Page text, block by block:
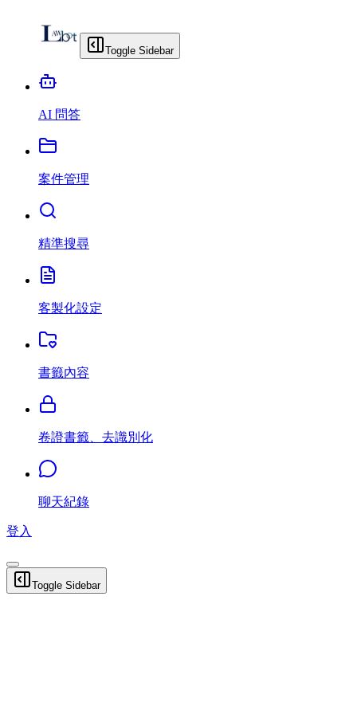
Toggle Sidebar
AI 問答
案件管理
精準搜尋
客製化設定
書籤內容
卷證書籤、去識別化
聊天紀錄
登入
Toggle Sidebar